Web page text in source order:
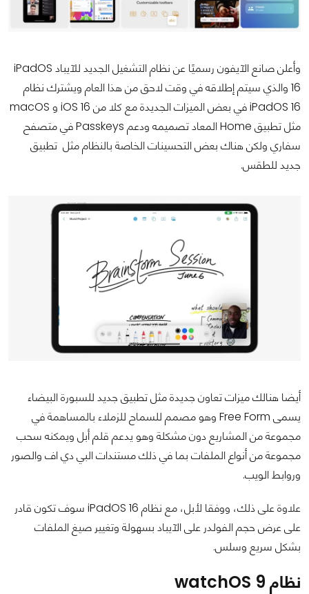
وأعلن صانع الآيفون رسميًا عن نظام التشغيل الجديد للآيباد iPadOS
16 والذي سيتم إطلاقه في وقت لاحق من هذا العام ويشترك نظام
iPadOS 16 في بعض الميزات الجديدة مع كلا من iOS 16 و macOS
مثل تطبيق Home المعاد تصميمه ودعم Passkeys في متصفح
سفاري ولكن هناك بعض التحسينات الخاصة بالنظام مثل تطبيق
جديد للطقس.
أيضا هنالك ميزات تعاون جديدة مثل تطبيق جديد للسبورة البيضاء
يسمى Free Form وهو مصمم للسماح للزملاء بالمساهمة في
مجموعة من المشاريع دون مشكلة وهو يدعم قلم أبل ويمكنه سحب
مجموعة من أنواع الملفات بما في ذلك مستندات البي دي اف والصور
وروابط الويب.
علاوة على ذلك، ووفقا لأبل، مع نظام iPadOS 16 سوف تكون قادر
على عرض حجم الفولدر على الآيباد بسهولة وتغيير صيغ الملفات
بشكل سريع وسلس.
نظام watchOS 9